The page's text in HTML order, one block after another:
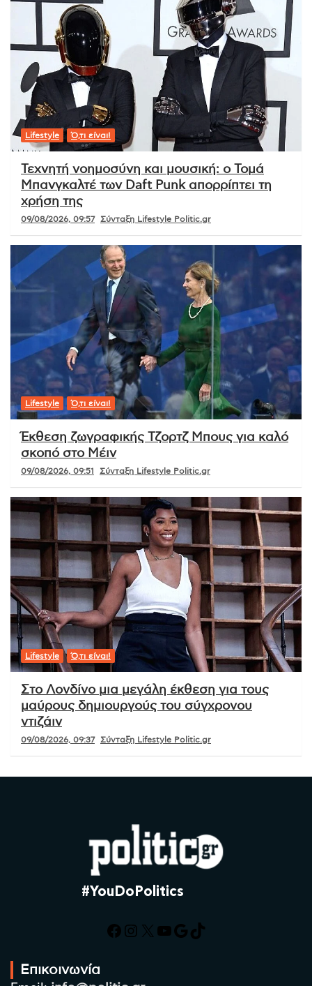
Lifestyle Ό,τι είναι!
Τεχνητή νοημοσύνη και μουσική: ο Τομά
Μπανγκαλτέ των Daft Punk απορρίπτει τη
χρήση της
09/08/2026, 09:57 Σύνταξη Lifestyle Politic.gr
Lifestyle Ό,τι είναι!
Έκθεση ζωγραφικής Τζορτζ Μπους για καλό
σκοπό στο Μέιν
09/08/2026, 09:51 Σύνταξη Lifestyle Politic.gr
Lifestyle Ό,τι είναι!
Στο Λονδίνο μια μεγάλη έκθεση για τους
μαύρους δημιουργούς του σύγχρονου
ντιζάιν
09/08/2026, 09:37 Σύνταξη Lifestyle Politic.gr
#YouDoPolitics
Facebook
Instagram
X YouTube
Google
TikTok
Επικοινωνία